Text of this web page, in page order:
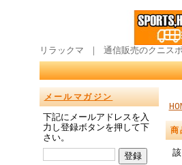
リラックマ ｜ 通信販売のクニス
メールマガジン
下記にメールアドレスを入
力し登録ボタンを押して下
さい。
商